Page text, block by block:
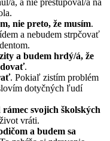
nie preto, že musím.
a nebudem strpčovať
a budem hrdý/á, že
.
. Pokiaľ zistím problém
dotyčných ľudí
svojich školských
vráti.
a budem sa